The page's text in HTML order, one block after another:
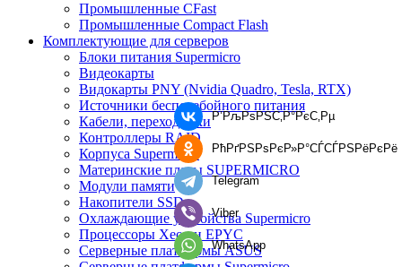
Промышленные CFast
Промышленные Compact Flash
Комплектующие для серверов
Блоки питания Supermicro
Видеокарты
Видокарты PNY (Nvidia Quadro, Tesla, RTX)
Источники бесперебойного питания
Кабели, переходники
Контроллеры RAID
Корпуса Supermicro
Материнские платы SUPERMICRO
Модули памяти
Накопители SSD
Охлаждающие устройства Supermicro
Процессоры Xeon и EPYC
Серверные платформы ASUS
Р’РљРѕРЅС‚Р°РєС‚Рµ
РћРґРЅРѕРєР»Р°СЃСЃРЅРёРєРё
Telegram
Viber
WhatsApp